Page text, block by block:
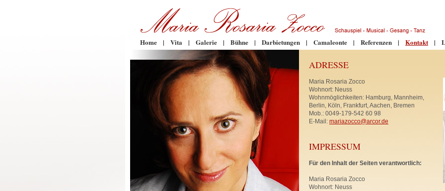
Home | Vita | Galerie | Bühne | Darbietungen | Camaleonte | Referenzen | Kontakt |
ADRESSE
Maria Rosaria Zocco
Wohnort: Neuss
Wohnmöglichkeiten: Hamburg, Mannheim,
Berlin, Köln, Frankfurt, Aachen, Bremen
Mob.: 0049-179-542 60 98
E-Mail: mariazocco@arcor.de
IMPRESSUM
Für den Inhalt der Seiten verantwortlich:
Maria Rosaria Zocco
Wohnort: Neuss